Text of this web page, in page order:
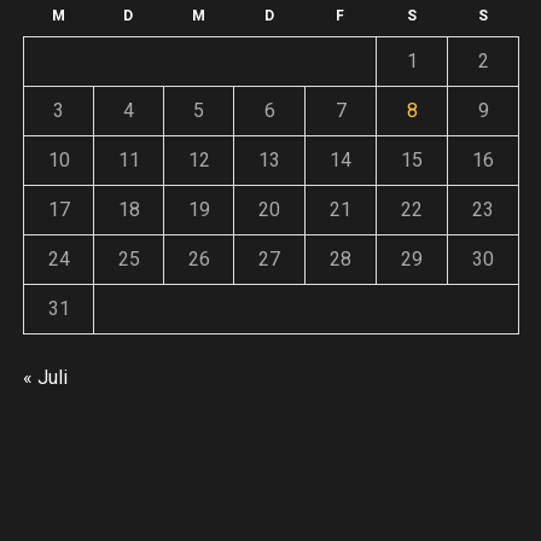
weiter
M D M D F S S
1 2
3 4 5 6 7 8 9
10 11 12 13 14 15 16
17 18 19 20 21 22 23
24 25 26 27 28 29 30
31
« Juli